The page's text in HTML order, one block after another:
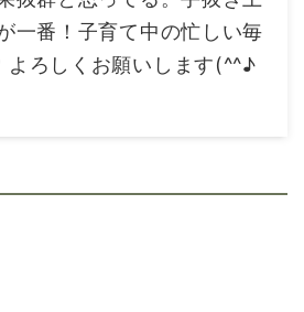
一番！子育て中の忙しい毎
ろしくお願いします(^^♪